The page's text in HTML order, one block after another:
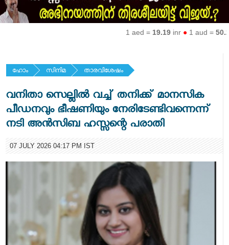
1 aed =19.19inr ●1 aud =50.27
ഹോം സിനിമ താരവിശേഷം
വനിതാ സെല്ലില്‍ വച്ച് തനിക്ക് മാനസിക
പീഡനവും ഭീഷണിയും നേരിടേണ്ടിവന്നെന്ന്
നടി അന്‍സിബ ഹസ്സന്റെ പരാതി
07 JULY 2026 04:17 PM IST